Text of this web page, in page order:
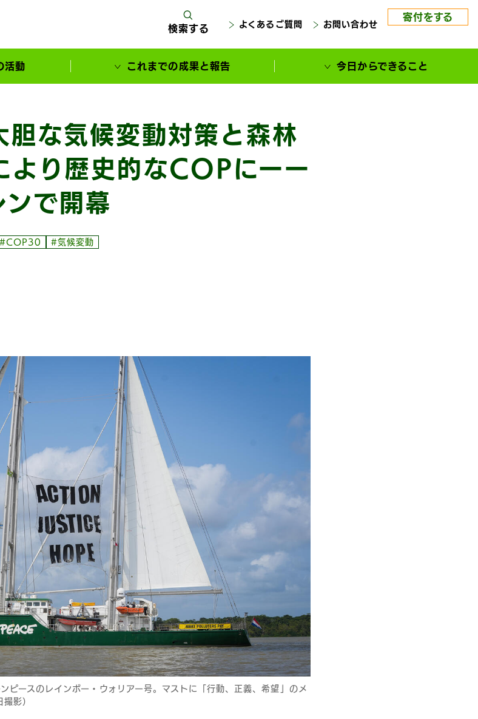
検索する よくあるご質問 お問い合わせ
寄付をする
活動 これまでの成果と報告 今日からできること
な気候変動対策と森林
より歴史的なCOPにーー
ンで開幕
#COP30 #気候変動
ピースのレインボー・ウォリアー号。マストに「行動、正義、希望」のメ
影）